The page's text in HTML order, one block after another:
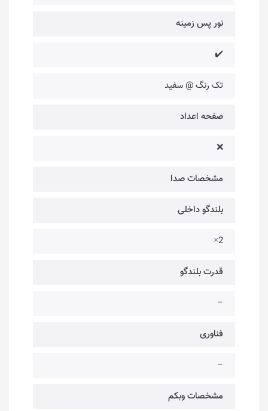
نور پس زمینه
✔️
تک رنگ @ سفید
صفحه اعداد
❌
مشخصات صدا
بلندگو داخلی
2×
قدرت بلندگو
–
فناوری‌
–
مشخصات وبکم